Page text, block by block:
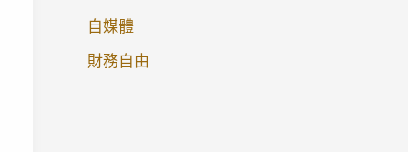
自媒體
財務自由